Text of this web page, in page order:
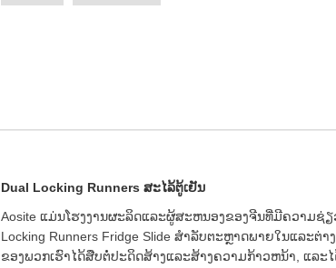
Dual Locking Runners ສະໄລ້ຕູ້ເຢັນ
Aosite ແມ່ນໂຮງງານຜະລິດແລະຜູ້ສະຫນອງຂອງຈີນທີ່ມີຄວາມຊ່
Locking Runners Fridge Slide ສໍາລັບຕະຫຼາດພາຍໃນແລະຕ່
ຂອງພວກເຮົາໄດ້ສືບຕໍ່ປະດິດສ້າງແລະສ້າງຄວາມກ້າວຫນ້າ, ແລະ